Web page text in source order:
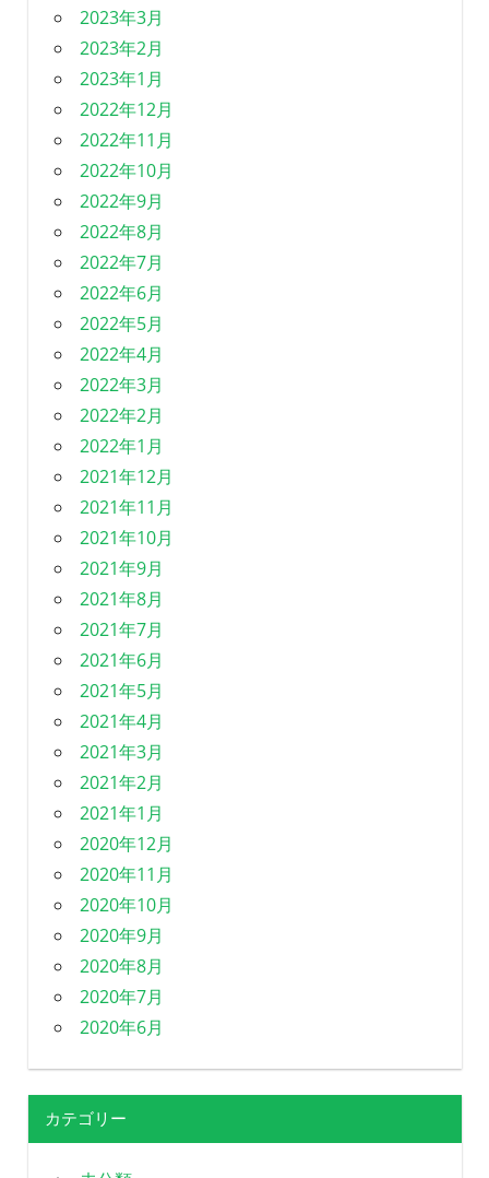
2023年3月
2023年2月
2023年1月
2022年12月
2022年11月
2022年10月
2022年9月
2022年8月
2022年7月
2022年6月
2022年5月
2022年4月
2022年3月
2022年2月
2022年1月
2021年12月
2021年11月
2021年10月
2021年9月
2021年8月
2021年7月
2021年6月
2021年5月
2021年4月
2021年3月
2021年2月
2021年1月
2020年12月
2020年11月
2020年10月
2020年9月
2020年8月
2020年7月
2020年6月
カテゴリー